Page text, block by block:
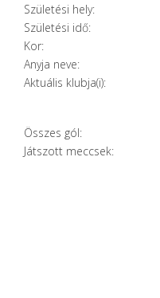
Születési hely:
Születési idő:
Kor:
Anyja neve:
Aktuális klubja(i):
Összes gól:
Játszott meccsek: